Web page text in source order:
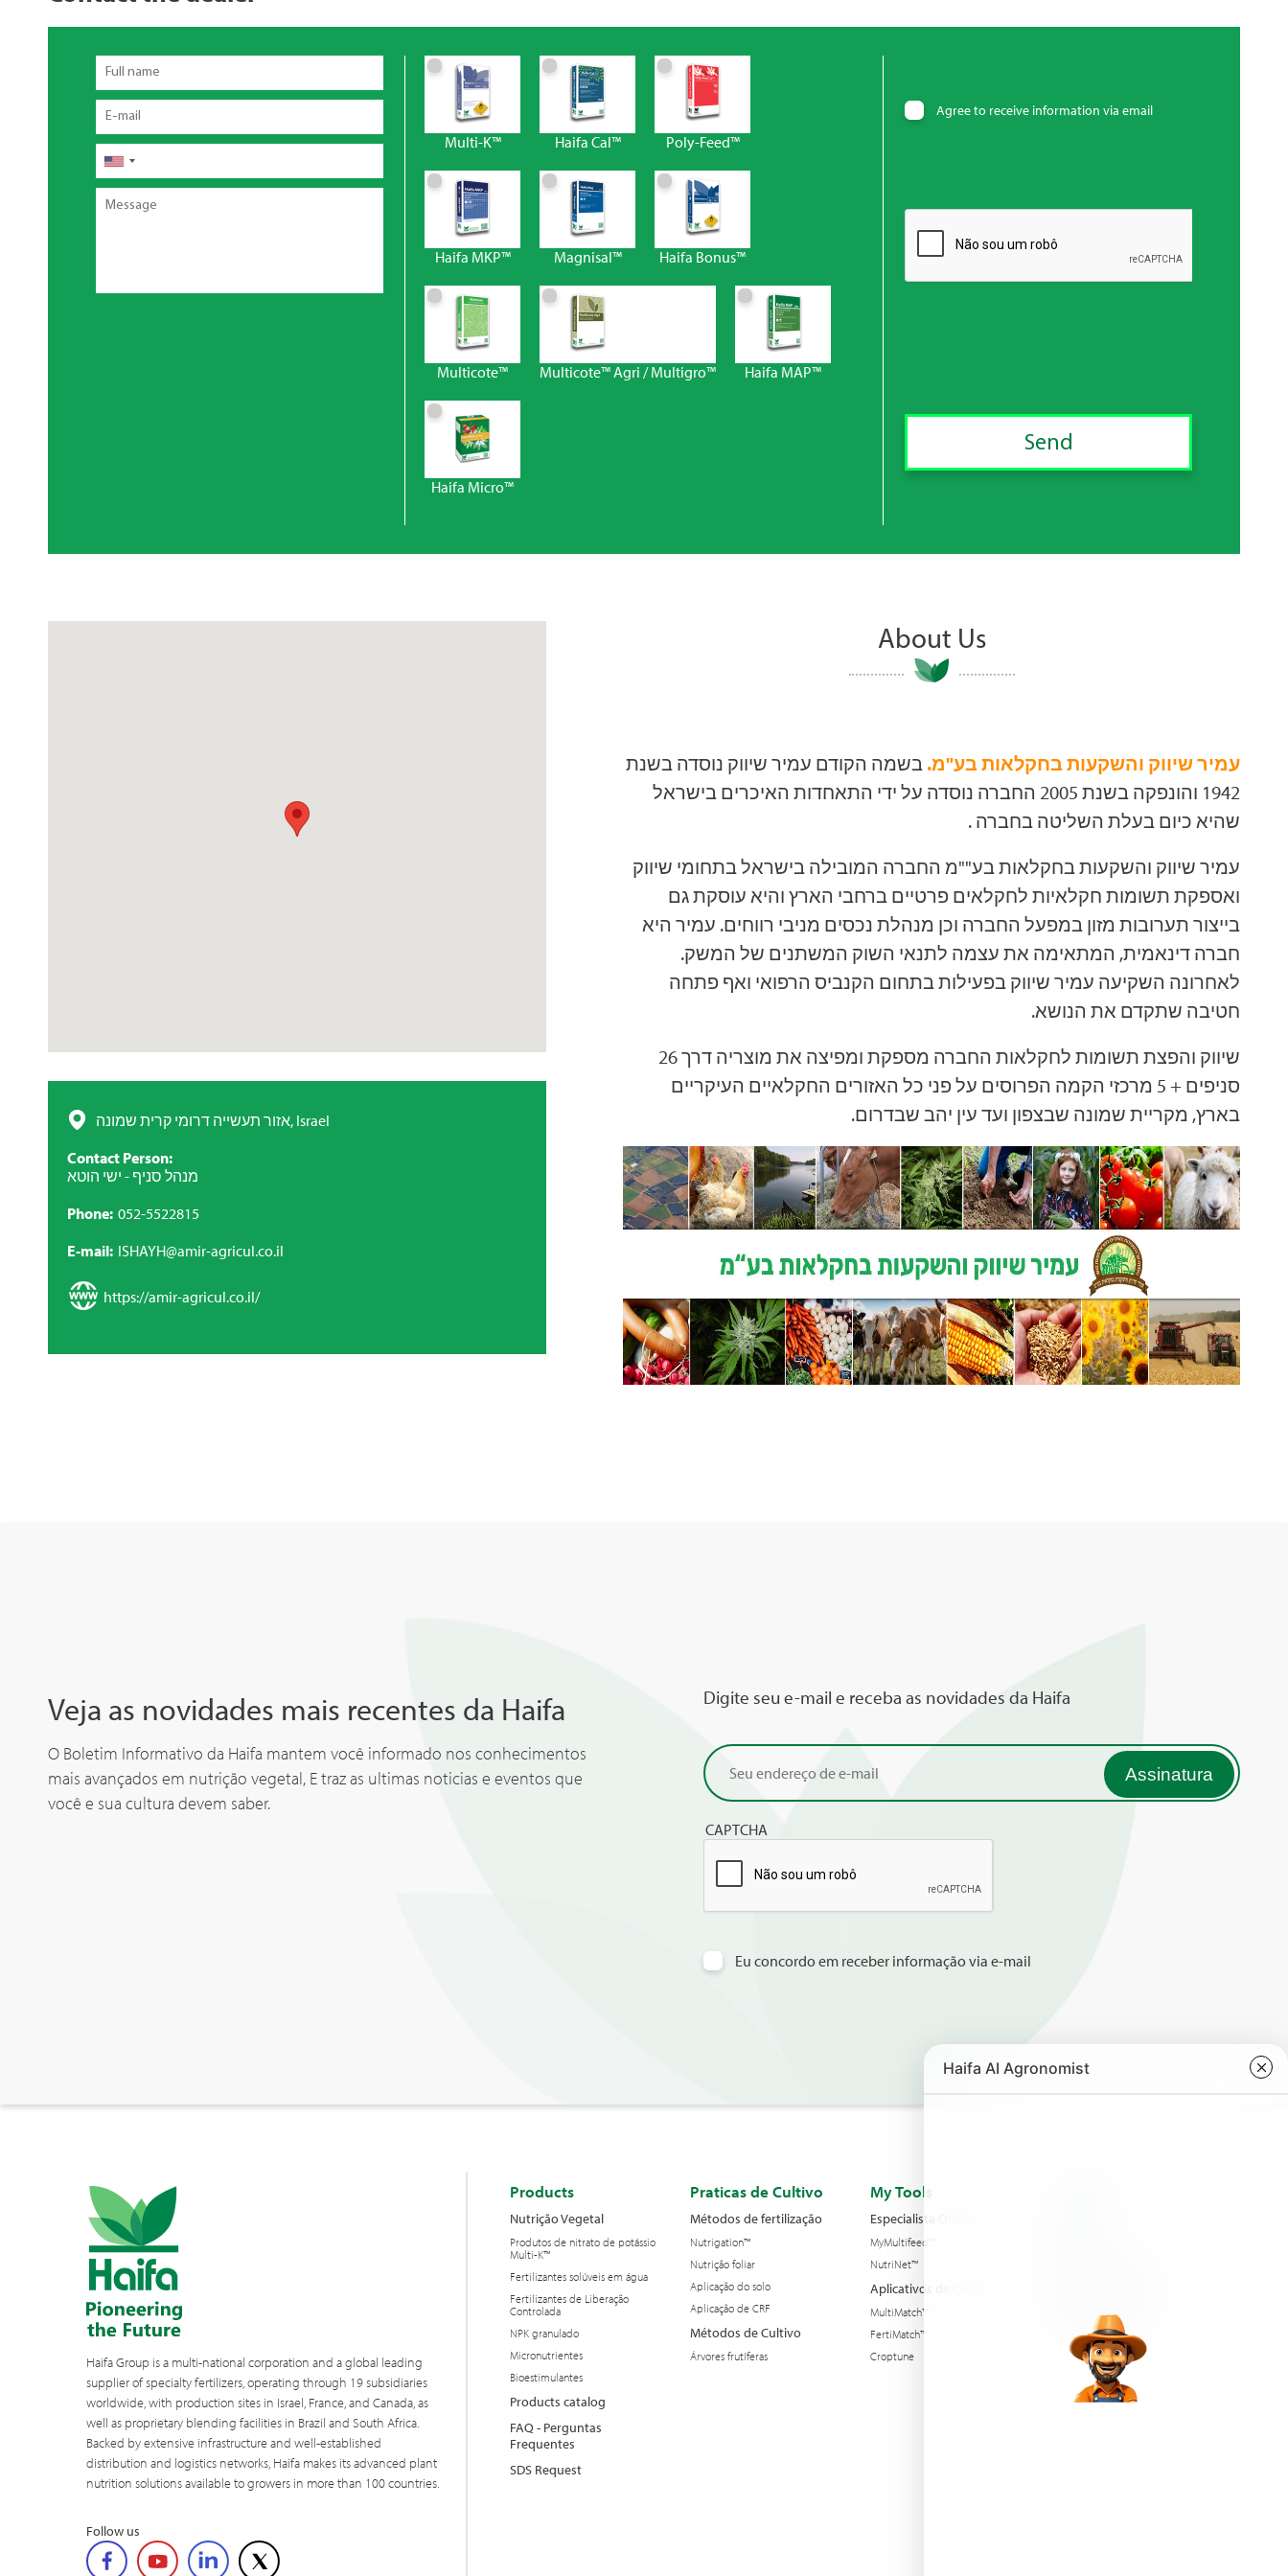
Full
name
Email
Phone
Message
Multi-K™ Haifa Cal™ Poly-Feed™
Haifa MKP™ Magnisal™ Haifa Bonus™
Multicote™ Multicote™ Agri / Multigro™ Haifa MAP™
Haifa Micro™
Agree to receive information via email
אזור תעשייה דרומי קרית שמונה, Israel
Contact Person
Phone 052-5522815
E-mail ISHAYH@amir-agricul.co.il
https://amir-agricul.co.il/
About Us
עמיר שיווק והשקעות בחקלאות בע"מ. בשמה הקודם עמיר שיווק נוסדה בשנת
1942 והונפקה בשנת 2005 החברה נוסדה על ידי התאחדות האיכרים בישראל
שהיא כיום בעלת השליטה בחברה .
עמיר שיווק והשקעות בחקלאות בע""מ החברה המובילה בישראל בתחומי שיווק
ואספקת תשומות חקלאיות לחקלאים פרטיים ברחבי הארץ והיא עוסקת גם
בייצור תערובות מזון במפעל החברה וכן מנהלת נכסים מניבי רווחים. עמיר היא
חברה דינאמית, המתאימה את עצמה לתנאי השוק המשתנים של המשק.
לאחרונה השקיעה עמיר שיווק בפעילות בתחום הקנביס הרפואי ואף פתחה
חטיבה שתקדם את הנושא.
שיווק והפצת תשומות לחקלאות החברה מספקת ומפיצה את מוצריה דרך 26
סניפים + 5 מרכזי הקמה הפרוסים על פני כל האזורים החקלאיים העיקריים
בארץ, מקריית שמונה שבצפון ועד עין יהב שבדרום.
Veja as novidades mais recentes da Haifa
O Boletim Informativo da Haifa mantem você informado nos conhecimentos
mais avançados em nutrição vegetal, E traz as ultimas noticias e eventos que
você e sua cultura devem saber.
Digite seu e-mail e receba as novidades da Haifa
CAPTCHA
Eu concordo em receber informação via e-mail
Haifa Group is a multi-national corporation and a global leading
supplier of specialty fertilizers, operating through 19 subsidiaries
worldwide, with production sites in Israel, France, and Canada, as
well as proprietary blending facilities in Brazil and South Africa.
Backed by extensive infrastructure and well-established
distribution and logistics networks, Haifa makes its advanced plant
nutrition solutions available to growers in more than 100 countries.
Follow us
Products
Nutrição Vegetal
Produtos de nitrato de potássio
Multi-K™
Fertilizantes solúveis em água
Fertilizantes de Liberação
Controlada
NPK granulado
Micronutrientes
Bioestimulantes
Products catalog
FAQ - Perguntas
Frequentes
SDS Request
Praticas de Cultivo
Métodos de fertilização
Nutrigation™
Nutrição foliar
Aplicação do solo
Aplicação de CRF
Métodos de Cultivo
Árvores frutíferas
My Tools
Especialista Online
MyMultifeed™
NutriNet™
Aplicativos de Celular
MultiMatch™
FertiMatch™
Croptune
Sustentabilidade